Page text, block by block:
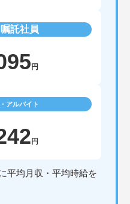
託社員
円
アルバイト
円
平均月収・平均時給を